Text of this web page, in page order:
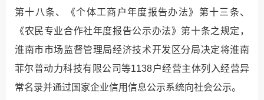
第十八条、《个体工商户年度报告办法》第十三条、
《农民专业合作社年度报告公示办法》第十条之规定，
淮南市市场监督管理局经济技术开发区分局决定将淮南
菲尔普动力科技有限公司等1138户经营主体列入经营异
常名录并通过国家企业信用信息公示系统向社会公示。